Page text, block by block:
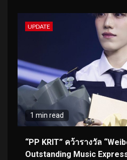
UPDATE
1 min read
“PP KRIT” คว้ารางวัล
Outstanding Music